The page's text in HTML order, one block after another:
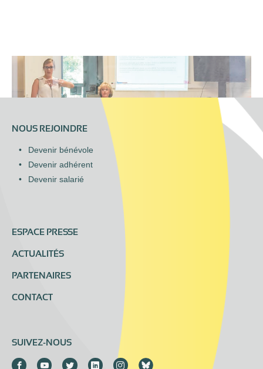
NOUS REJOINDRE
Devenir bénévole
Devenir adhérent
Devenir salarié
ESPACE PRESSE
ACTUALITÉS
PARTENAIRES
CONTACT
SUIVEZ-NOUS